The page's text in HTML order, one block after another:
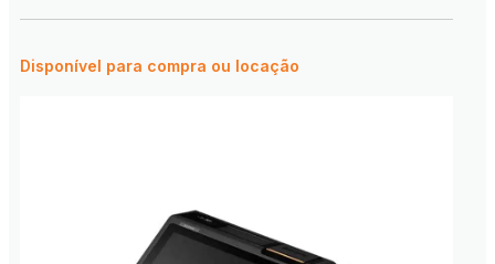
Disponível para compra ou locação